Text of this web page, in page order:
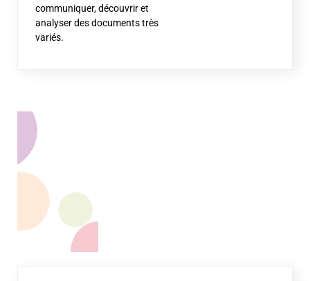
communiquer, découvrir et
analyser des documents très
variés.